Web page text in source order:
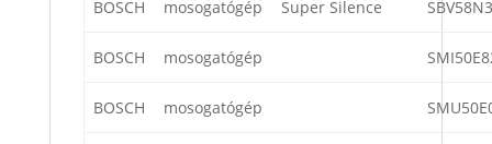
BOSCH mosogatógép Super Silence
BOSCH mosogatógép
BOSCH mosogatógép